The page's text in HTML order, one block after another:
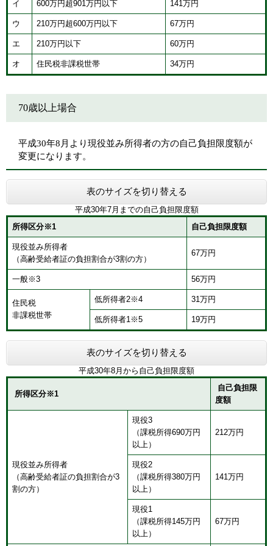
イ 600万円超901万円以下 141万円
ウ 210万円超600万円以下 67万円
エ 210万円以下 60万円
オ 住民税非課税世帯 34万円
70歳以上場合
平成30年8月より現役並み所得者の方の自己負担限度額が
変更になります。
表のサイズを切り替える
平成30年7月までの自己負担限度額
所得区分※1
自己負担限度額
現役並み所得者
（高齢受給者証の負担割合が3割の方）
67万円
一般※3 56万円
住民税
非課税世帯
低所得者2※4 31万円
低所得者1※5 19万円
表のサイズを切り替える
平成30年8月から自己負担限度額
所得区分※1
自己負担限
度額
現役並み所得者
（高齢受給者証の負担割合が3
割の方）
現役3
（課税所得690万円
以上）
212万円
現役2
（課税所得380万円
以上）
141万円
現役1
（課税所得145万円
以上）
67万円